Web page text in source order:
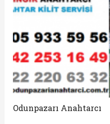
Odunpazarı Anahtarcı